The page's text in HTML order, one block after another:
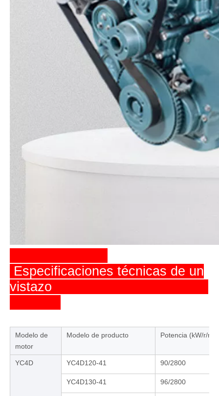
Especificaciones técnicas de un
vistazo
Modelo de
motor
Modelo de producto Potencia (kW/r/
YC4D YC4D120-41 90/2800
YC4D130-41 96/2800